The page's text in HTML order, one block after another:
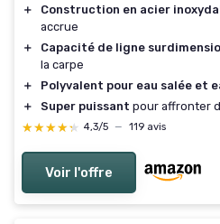
＋ Construction en acier
accrue
＋
Capacité de ligne
la carpe
＋
Polyvalent pour eau salée et
＋
Super puissant pour affronter
★★★★★
★★★★★ 4,3/5 — 119 avis
Voir l'offre